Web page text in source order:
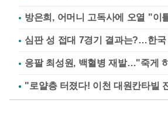
방은희, 어머니 고독사에 오열 "이
심판 성 접대 7경기 결과는?…한국
응팔 최성원, 백혈병 재발…"죽게